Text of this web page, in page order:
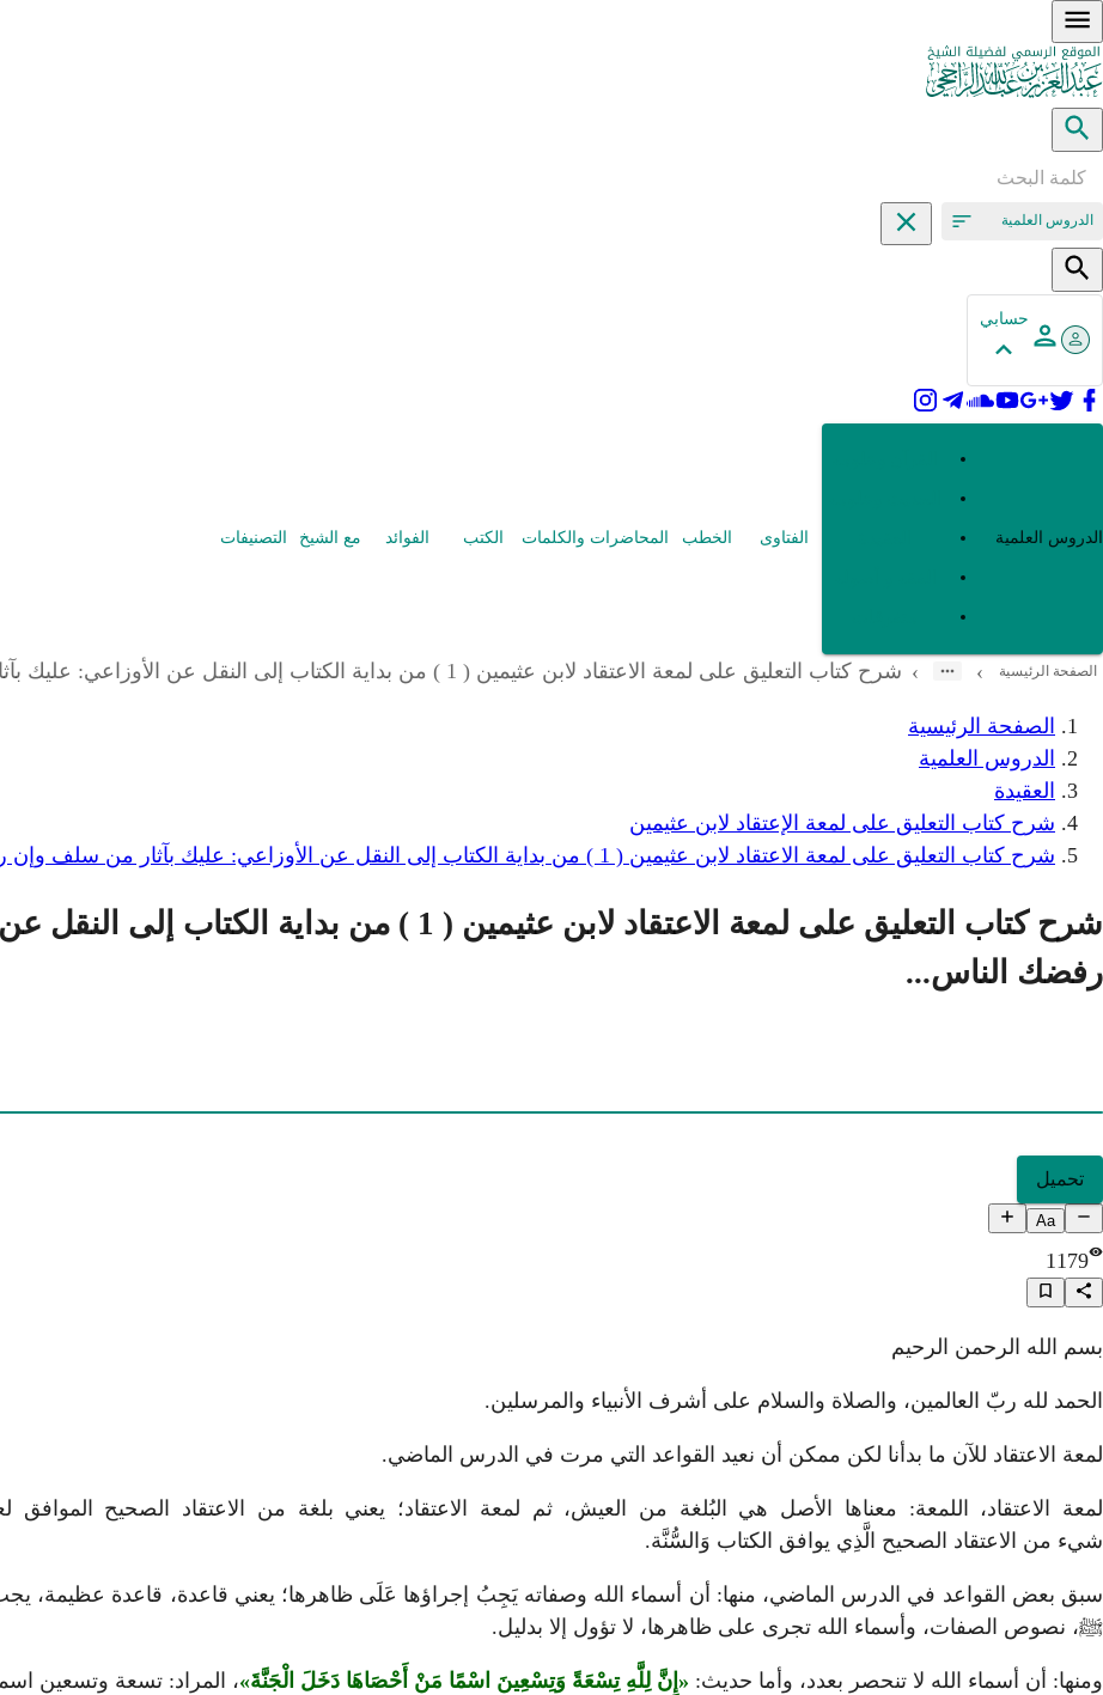
الدروس العلمية
حسابي
الدروس العلمية الفتاوى الخطب المحاضرات والكلمات الكتب الفوائد مع الشيخ التصنيفات
الصفحة الرئيسية ›
› شرح كتاب التعليق على لمعة الاعتقاد لابن عثيمين ( 1 ) من بداية الكتاب إلى النقل عن الأوزاعي: عليك بآثار من سلف وإن رفضك الناس...
الصفحة الرئيسية
الدروس العلمية
العقيدة
شرح كتاب التعليق على لمعة الإعتقاد لابن عثيمين
شرح كتاب التعليق على لمعة الاعتقاد لابن عثيمين ( 1 ) من بداية الكتاب إلى النقل عن الأوزاعي: عليك بآثار من سلف وإن رفضك الناس...
شرح كتاب التعليق على لمعة الاعتقاد لابن عثيمين ( 1
رفضك الناس...
تحميل
Aa
1179
بسم الله الرحمن الرحيم
الحمد لله ربّ العالمين، والصلاة والسلام على أشرف الأنبياء والمرسلين.
لمعة الاعتقاد للآن ما بدأنا لكن ممكن أن نعيد القواعد التي مرت في الدرس الماضي.
لمعة الاعتقاد، اللمعة: معناها الأصل هي البُلغة من العيش، ثم لمعة الاعتقاد؛ يعني بلغة من الاعتقاد الصحيح الموافق
شيء من الاعتقاد الصحيح الَّذِي يوافق الكتاب وَالسُّنَّة.
سبق بعض القواعد في الدرس الماضي، منها: أن أسماء الله وصفاته يَجِبُ إجراؤها عَلَى ظاهرها؛ يعني قاعدة، قاعدة عظيمة،
ﷺ، نصوص الصفات، وأسماء الله تجرى على ظاهرها، لا تؤول إلا بدليل.
ومنها: أن أسماء الله لا تنحصر بعدد، وأما حديث: إِنَّ لِلَّهِ تِسْعَةً وَتِسْعِينَ اسْمًا مَنْ أَحْصَاهَا دَخَلَ الْجَنَّةَ ، المراد: تسعة وتسعين